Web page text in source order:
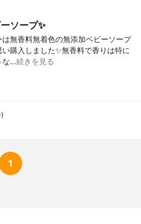
ソープ✨
無香料無着色の無添加ベビーソープ
購入しました✨無香料で香りは特に
な…続きを見る
1